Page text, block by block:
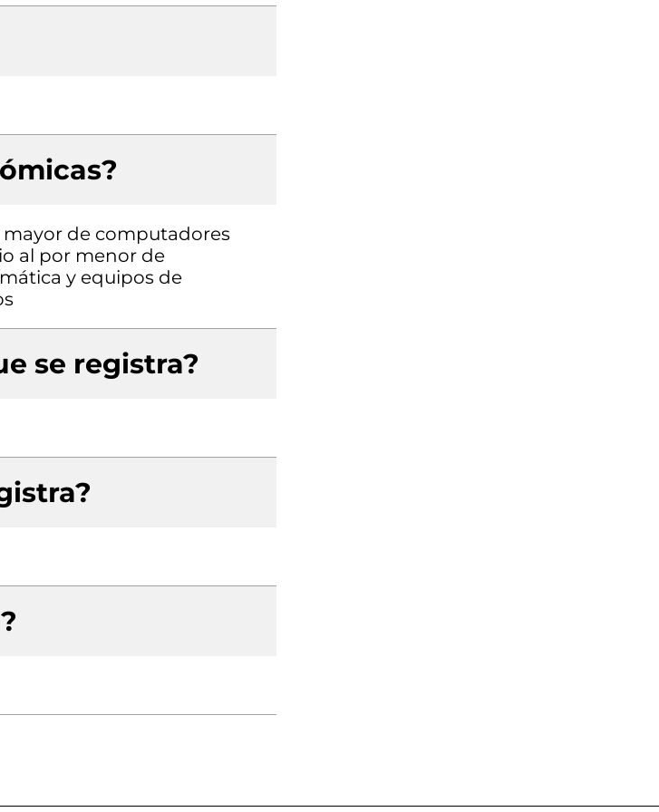
de computadores
al por menor de
y equipos de
se registra?